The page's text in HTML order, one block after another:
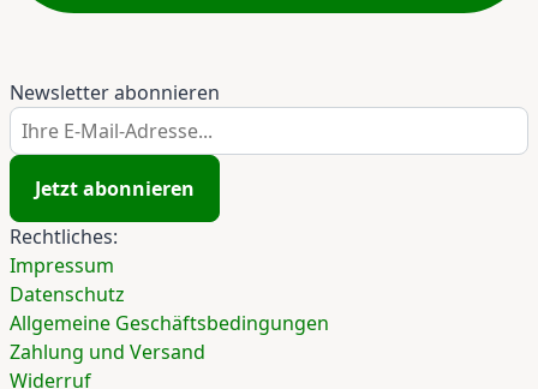
Newsletter abonnieren
Ihre E-Mail-Adresse...
Jetzt abonnieren
Rechtliches:
Impressum
Datenschutz
Allgemeine Geschäftsbedingungen
Zahlung und Versand
Widerruf